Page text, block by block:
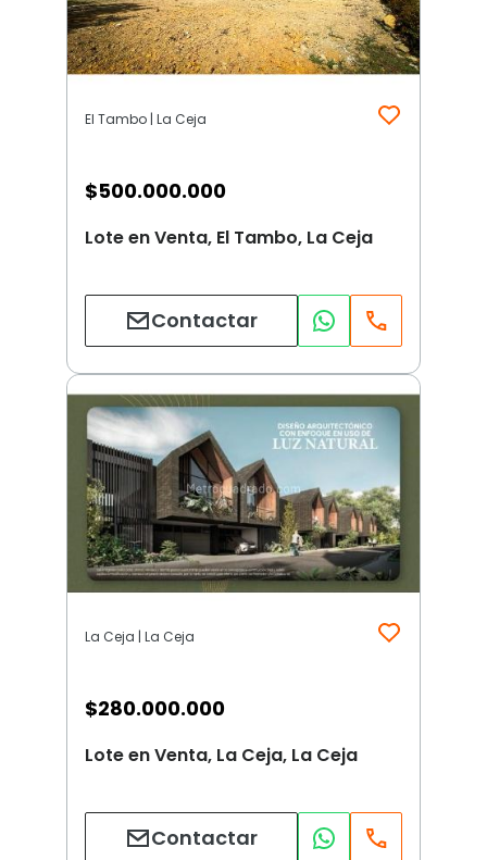
El Tambo | La Ceja
$500.000.000
Lote en Venta, El Tambo, La Ceja
Contactar
La Ceja | La Ceja
$280.000.000
Lote en Venta, La Ceja, La Ceja
Contactar